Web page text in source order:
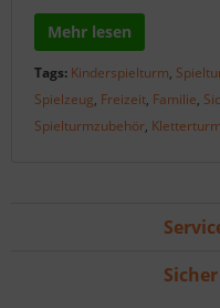
Mehr lesen
Tags: Kinderspielturm,
Spielzeug, Freizeit, Familie,
Spielturmzubehör, Kletterturm